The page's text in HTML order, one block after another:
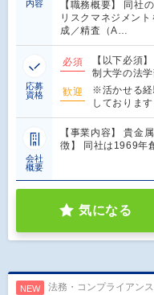
内容
【職務概要】 同社
リスクマネジメン
成／精査（A…
応募
資格
必須
【以下必須
制大学の法
歓迎
※活かせる経
しております
会社
概要
【事業内容】 貴金
徴】 同社は1969年
気になる
NEW 法務・コンプライアンス